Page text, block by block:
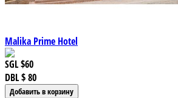
Malika Prime Hotel
SGL$60
DBL$ 80